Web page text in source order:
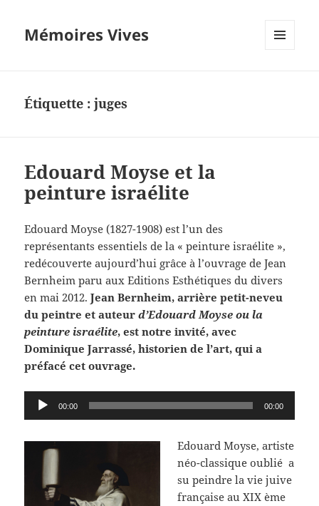
Mémoires Vives
Étiquette :juges
Edouard Moyse et la
peinture israélite
Edouard Moyse (1827-1908) est l’un des
représentants essentiels de la « peinture israélite »,
redécouverte aujourd’hui grâce à l’ouvrage de Jean
Bernheim paru aux Editions Esthétiques du divers
en mai 2012.Jean Bernheim, arrière petit-neveu
du peintre et auteurd’Edouard Moyse ou la
peinture israélite, est notre invité, avec
Dominique Jarrassé, historien de l’art, qui a
préfacé cet ouvrage.
Lecteur
audio
00:00 00:00
Edouard Moyse, artiste
néo-classique oublié a
su peindre la vie juive
française au XIX ème